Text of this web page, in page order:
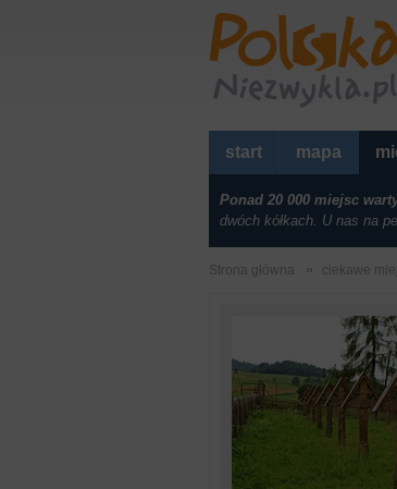
start mapa
Ponad 20 000 miejsc
dwóch kółkach. U nas na
Strona główna ciekawe